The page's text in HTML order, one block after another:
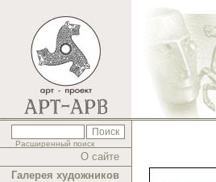
Расширенный поиск
О сайте
Галерея художников